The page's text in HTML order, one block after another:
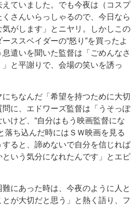
えていました。でも今夜は（コスプ
さんいらっしゃるので、今日なら
がします」とニヤリ。しかしこの
ススベイダーの“怒り”を買ったよ
遣いを聞いた監督は「ごめんなさ
と平謝りで、会場の笑いを誘っ
ちなんだ「希望を持つために大切
に、エドワーズ監督は「うそっぽ
けど、“自分はもう映画監督にな
落ち込んだ時にはＳＷ映画を見る
ると、諦めないで自分を信じれば
いう気分になれたんです」とエピ
にあった時は、今夜のように人と
とが大切だと思う」と熱く語り、フ